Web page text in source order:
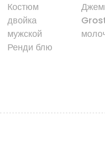
Костюм
двойка
мужской
Ренди блю